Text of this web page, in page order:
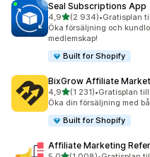
Seal Subscriptions App
4,9av 5 stjärnor
(2 934)
2934 recensioner totalt
•Gratisplan
Öka försäljning och
medlemskap!
Built for Shopify
BixGrow Affiliate
4,9av 5 stjärnor
(1 231)
1231 recensioner totalt
•Gratisplan
Öka din försäljning med
Built for Shopify
Affiliate Marketing